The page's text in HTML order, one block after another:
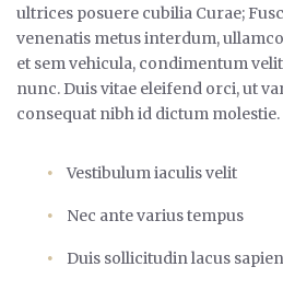
ultrices posuere cubilia Curae;
venenatis metus interdum,
et sem vehicula, condimentum
nunc. Duis vitae eleifend orci, ut
consequat nibh id dictum molestie.
Vestibulum iaculis velit
Nec ante varius tempus
Duis sollicitudin lacus sapien